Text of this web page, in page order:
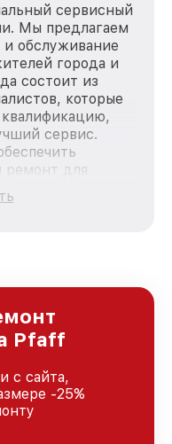
сервисный
Мы предлагаем
обслуживание
города и
состоит из
которые
сервис.
ремонт для
Pfaff, вне
поломки. Мы
Pfaff
с сайта,
-25%